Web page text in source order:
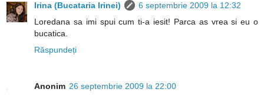
Irina (Bucataria Irinei)
6 septembrie 2009 la 12:32
Loredana sa imi spui cum ti-a iesit! Parca as vrea si eu o
bucatica.
Răspundeți
Anonim 26 septembrie 2009 la 22:00